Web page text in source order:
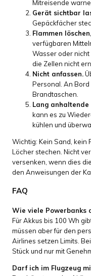
Mitreisende
Gerät sichtbar
Gepäckfächer
Flammen
verfügbaren
Wasser oder
die Zellen nicht
Nicht anfassen.
Personal. An
Brandtaschen.
Lang anhaltende
kann es zu
kühlen und
Wichtig: Kein Sand, kein
Löcher stechen. Nicht
versenken, wenn dies
den Anweisungen der
FAQ
Wie viele Powerbanks
Für Akkus bis 100 Wh
müssen aber für den
Airlines setzen Limits.
Stück und nur mit
Darf ich im Flugzeug